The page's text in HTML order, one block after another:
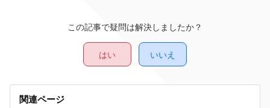
この記事で疑問は解決しましたか？
はい いいえ
関連ページ